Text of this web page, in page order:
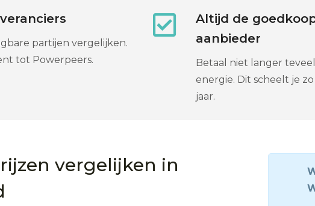
partijen vergelijken.
tot Powerpeers.
Altijd de
aanbieder
Betaal niet langer
energie. Dit scheelt je
jaar.
vergelijken in